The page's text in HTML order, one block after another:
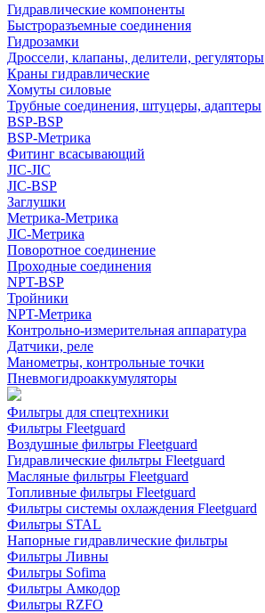
Гидравлические компоненты
Быстроразъемные соединения
Гидрозамки
Дроссели, клапаны, делители, регуляторы
Краны гидравлические
Хомуты силовые
Трубные соединения, штуцеры, адаптеры
BSP-BSP
BSP-Метрика
Фитинг всасывающий
JIC-JIC
JIC-BSP
Заглушки
Метрика-Метрика
JIC-Метрика
Поворотное соединение
Проходные соединения
NPT-BSP
Тройники
NPT-Метрика
Контрольно-измерительная аппаратура
Датчики, реле
Манометры, контрольные точки
Пневмогидроаккумуляторы
Фильтры для спецтехники
Фильтры Fleetguard
Воздушные фильтры Fleetguard
Гидравлические фильтры Fleetguard
Масляные фильтры Fleetguard
Топливные фильтры Fleetguard
Фильтры системы охлаждения Fleetguard
Фильтры STAL
Напорные гидравлические фильтры
Фильтры Ливны
Фильтры Sofima
Фильтры Амкодор
Фильтры RZFO